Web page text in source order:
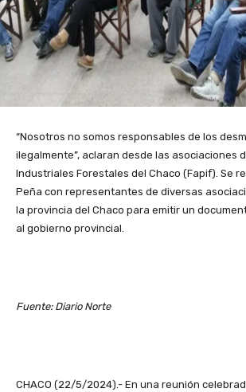
“Nosotros no somos responsables de los
ilegalmente”, aclaran desde las asociaciones
Industriales Forestales del Chaco (Fapif). Se
Peña con representantes de diversas
la provincia del Chaco para emitir un
al gobierno provincial.
Fuente: Diario Norte
CHACO (22/5/2024).- En una reunión